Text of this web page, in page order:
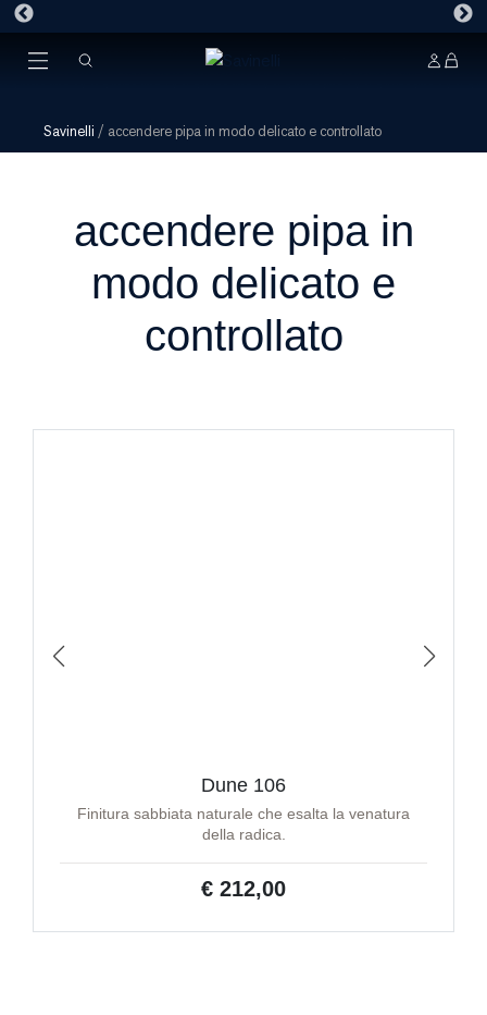
Savinelli / accendere pipa in modo delicato e controllato
accendere pipa in
modo delicato e
controllato
Dune 106
Finitura sabbiata naturale che esalta la venatura
della radica.
€ 212,00